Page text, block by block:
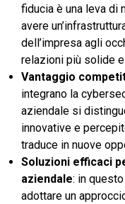
fiducia è una leva di
avere
dell’impresa agli
relazioni più solide
Vantaggio
integrano la
aziendale si
innovative e
traduce in nuove
Soluzioni efficaci
aziendale: in
adottare un